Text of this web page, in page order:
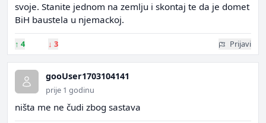
svoje. Stanite jednom na zemlju i skontaj te da je domet
BiH baustela u njemackoj.
↑ 4 ↓ 3 Prijavi
gooUser1703104141
prije 1 godinu
ništa me ne čudi zbog sastava